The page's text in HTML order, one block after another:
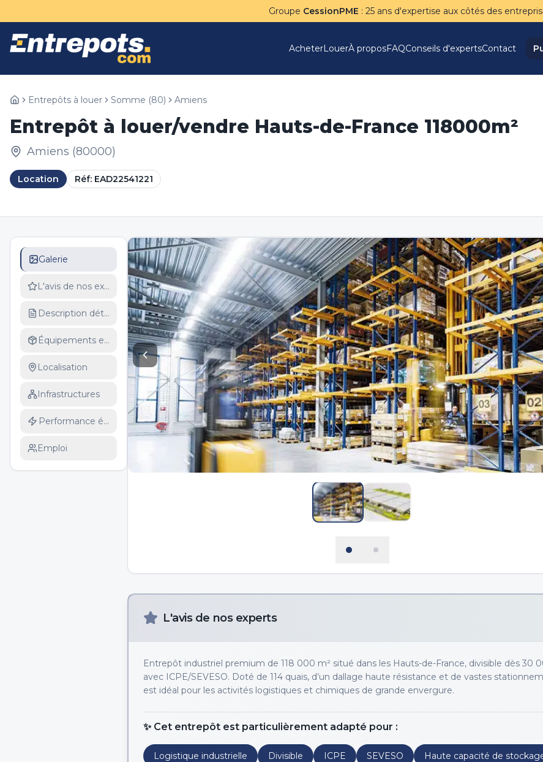
Groupe CessionPME : 25 ans d'expertise aux côtés des
AcheterLouerÀ proposFAQConseils d'expertsContact
Entrepôts à louer Somme (80) Amiens
Entrepôt à louer/vendre Hauts-de-France 118000m²
Amiens (80000)
Location Réf: EAD22541221
Galerie
L'avis de nos experts
Description détaillée
Équipements et services
Localisation
Infrastructures
Performance énergétique
Emploi
L'avis de nos experts
Entrepôt industriel premium de 118 000 m² situé dans les Hauts-de-France, divisible dès 30
avec ICPE/SEVESO. Doté de 114 quais, d’un dallage haute résistance et de vastes
est idéal pour les activités logistiques et chimiques de grande envergure.
✨ Cet entrepôt est particulièrement adapté pour :
Logistique industrielle Divisible ICPE SEVESO Haute capacité de